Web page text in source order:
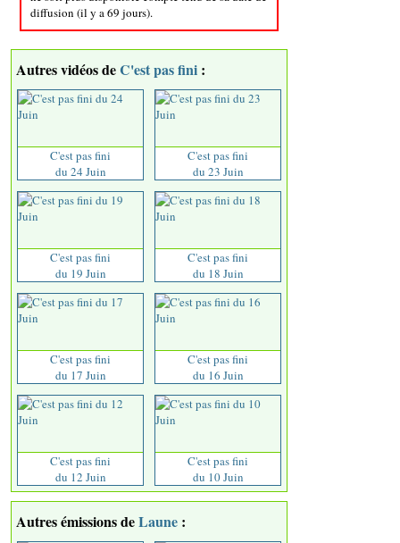
diffusion (il y a 69 jours).
Autres vidéos deC'est pas fini :
C'est pas fini
du 24 Juin
C'est pas fini
du 23 Juin
C'est pas fini
du 19 Juin
C'est pas fini
du 18 Juin
C'est pas fini
du 17 Juin
C'est pas fini
du 16 Juin
C'est pas fini
du 12 Juin
C'est pas fini
du 10 Juin
Autres émissions deLaune :